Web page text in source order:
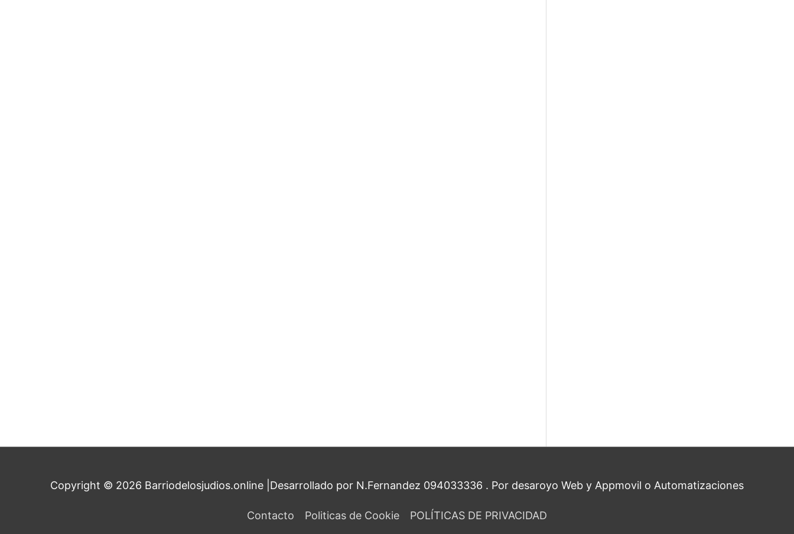
Copyright © 2026 Barriodelosjudios.online |Desarrollado por N.Fernandez 094033336 . Por desaroyo Web y Appmovil o Automatizaciones
Contacto Politicas de Cookie POLÍTICAS DE PRIVACIDAD